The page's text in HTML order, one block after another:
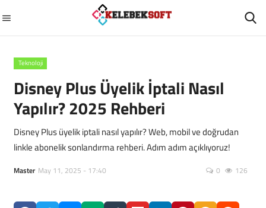
Ana Sayfa
Diziler
GÜNCEL
Teknoloji
Disney Plus Üyelik İptali Nasıl
Yapılır? 2025 Rehberi
Disney Plus üyelik iptali nasıl yapılır? Web, mobil ve doğrudan
linkle abonelik sonlandırma rehberi. Adım adım açıklıyoruz!
Master May 11, 2025 - 17:40 0 126